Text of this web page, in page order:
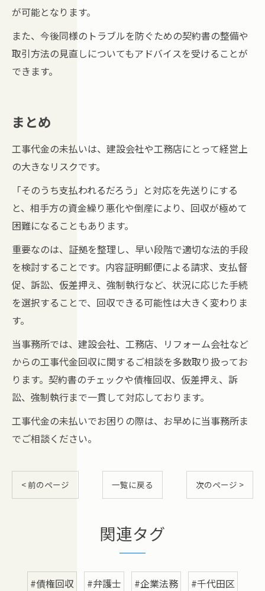
が可能となります。
また、今後同様のトラブルを防ぐための契約書の整備や
取引方法の見直しについてもアドバイスを受けることが
できます。
まとめ
工事代金の未払いは、建設会社や工務店にとって経営上
の大きなリスクです。
「そのうち支払われるだろう」と対応を先送りにする
と、相手方の資金繰り悪化や倒産により、回収が極めて
困難になることもあります。
重要なのは、証拠を整理し、早い段階で適切な法的手段
を検討することです。内容証明郵便による請求、支払督
促、訴訟、仮差押え、強制執行など、状況に応じた手続
を選択することで、回収できる可能性は大きく変わりま
す。
当事務所では、建設会社、工務店、リフォーム会社など
からの工事代金回収に関するご相談を多数取り扱ってお
ります。契約書のチェックや債権回収、仮差押え、訴
訟、強制執行まで一貫して対応しております。
工事代金の未払いでお困りの際は、お早めに当事務所ま
でご相談ください。
< 前のページ 一覧に戻る 次のページ >
関連タグ
#債権回収 #弁護士 #企業法務
#千代田区